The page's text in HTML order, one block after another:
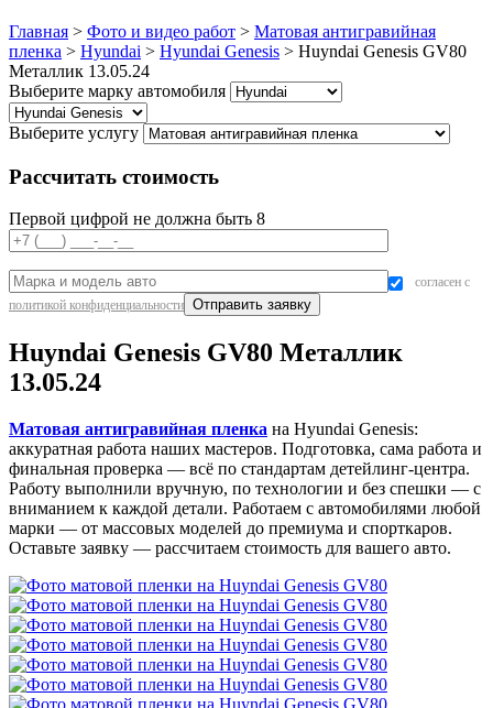
Главная > Фото и видео работ > Матовая антигравийная
пленка > Hyundai > Hyundai Genesis > Huyndai Genesis GV80
Металлик 13.05.24
Выберите марку автомобиля
Выберите услугу
Рассчитать стоимость
Первой цифрой не должна быть 8
согласен с
политикой конфиденциальности
Huyndai Genesis GV80 Металлик
13.05.24
Матовая антигравийная пленка на Hyundai Genesis:
аккуратная работа наших мастеров. Подготовка, сама работа и
финальная проверка — всё по стандартам детейлинг-центра.
Работу выполнили вручную, по технологии и без спешки — с
вниманием к каждой детали. Работаем с автомобилями любой
марки — от массовых моделей до премиума и спорткаров.
Оставьте заявку — рассчитаем стоимость для вашего авто.